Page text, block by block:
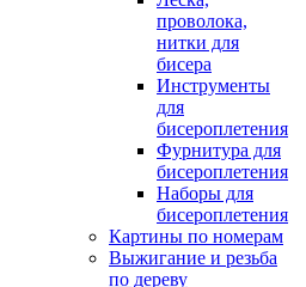
проволока,
нитки для
бисера
Инструменты
для
бисероплетения
Фурнитура для
бисероплетения
Наборы для
бисероплетения
Картины по номерам
Выжигание и резьба
по дереву